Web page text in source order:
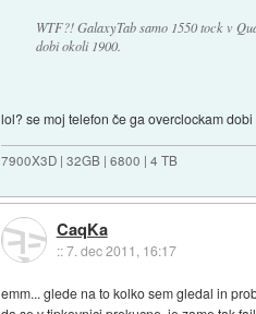
WTF?! GalaxyTab samo 1550 tock v
dobi okoli 1900.
lol? se moj telefon če ga overclockam dobi
7900X3D | 32GB | 6800 | 4 TB
CaqKa
::7. dec 2011, 16:17
emm... glede na to kolko sem gledal in